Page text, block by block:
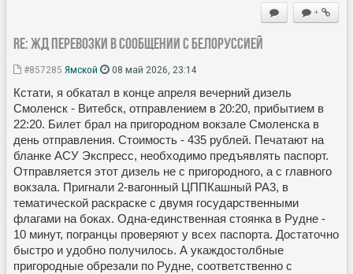
+
Re: ЖД перевозки в сообщении с Белоруссией
#857285 Ямской 08 май 2026, 23:14
Кстати, я обкатал в конце апреля вечерний дизель
Смоленск - Витебск, отправлением в 20:20, прибытием в
22:20. Билет брал на пригородном вокзале Смоленска в
день отправления. Стоимость - 435 рублей. Печатают на
бланке АСУ Экспресс, необходимо предъявлять паспорт.
Отправляется этот дизель не с пригородного, а с главного
вокзала. Пригнали 2-вагонный ЦППКашный РА3, в
тематической раскраске с двумя государственными
флагами на боках. Одна-единственная стоянка в Рудне -
10 минут, погранцы проверяют у всех паспорта. Достаточно
быстро и удобно получилось. А укаждостолбные
пригородные обрезали по Рудне, соответственно с